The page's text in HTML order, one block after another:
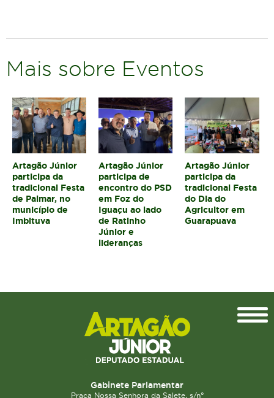
Mais sobre Eventos
Artagão Júnior
participa da
tradicional Festa
de Palmar, no
município de
Imbituva
Artagão Júnior
participa de
encontro do PSD
em Foz do
Iguaçu ao lado
de Ratinho
Júnior e
lideranças
Artagão Júnior
participa da
tradicional Festa
do Dia do
Agricultor em
Guarapuava
Gabinete Parlamentar
Praça Nossa Senhora da Salete, s/n°